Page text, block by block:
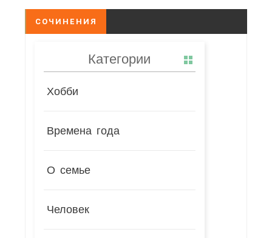
СОЧИНЕНИЯ
Категории
Хобби
Времена года
О семье
Человек